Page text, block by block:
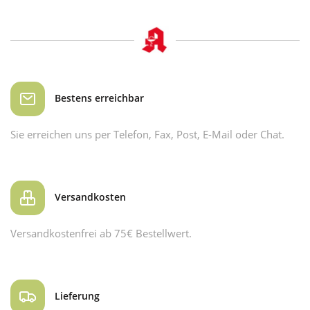
Bestens erreichbar
Sie erreichen uns per Telefon, Fax, Post, E-Mail oder Chat.
Versandkosten
Versandkostenfrei ab 75€ Bestellwert.
Lieferung